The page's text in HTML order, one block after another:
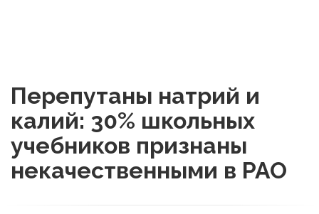
Перепутаны натрий и
калий: 30% школьных
учебников признаны
некачественными в РАО